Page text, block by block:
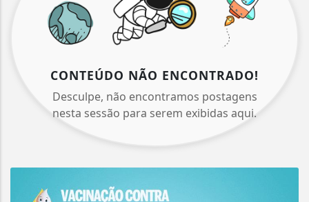
CONTEÚDO NÃO ENCONTRADO!
Desculpe, não encontramos postagens
nesta sessão para serem exibidas aqui.